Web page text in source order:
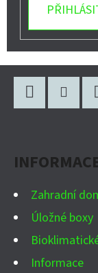
Zahradní
Úložné boxy
Informace